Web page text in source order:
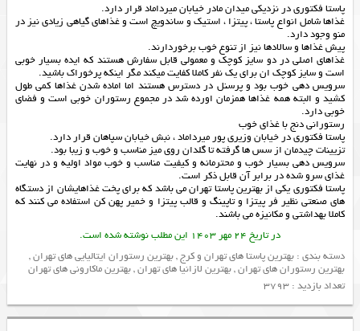
پاستا فکتوری در نزدیکی میدان مادر خیابان میرداماد قرار دارد.
غذاها شامل انواع پاستا ، پیتزا ، استیک و ساندویچ است و غذاهای گیاهی زیادی نیز در
منو وجود دارد.
پیش غذاها و سالادها نیز از تنوع خوب برخوردارند.
غذاهای اصلی در دو سایز کوچک و معمولی قابل سفارش هستند که ایده بسیار خوبی
است و سایز کوچک ان برای یک نفر کاملا کفایت میکند مگر اینکه پرخوراک باشید.
سرویس دهی خوب بود و پرسنل در دسترس هستند اما اماده شدن غذاها کمی طول
کشید و البته همه غذاها همزمان اورده شد در مجموع رستوران خوبی است و فضای
خوبی دارد.
رستورانی دنج با غذای خوب
پاستا فکتوری در خیابان وزیری پور میرداماد ، نبش خیابان سپاهان قرار دارد.
تزیینات چیدمان از سس ها گرفته تا گلدان روی میز مناسب و خوب و زیبا بود.
سرویس دهی بسیار خوب و محترمانه و کیفیت مناسب و خوب مواد اولیه و در نهایت
غذای سرو شده در برابر آن قابل ذکر است.
پاستا فکتوری یکی ازبهترین پاستا تهرانمی باشد که برای پخت غذاهایشان از دستگاه
های صنعتی نظیر فر پیتزا وتاپینگ و قالب پیتزا و خمیر پهن کناستفاده می کنند که
کاملا بهداشتی و مکانیزه می باشند.
در تاریخ 24 مهر 1403 این مطلب نوشته شده است.
دسته بندی : بهترین پاستا های تهران و کرج,بهترین رستوران ایتالیایی های تهران,
بهترین رستوران های تهران,بهترین لازانیا های تهران,بهترین ماکارونی های تهران
تعداد بازدید : 3793